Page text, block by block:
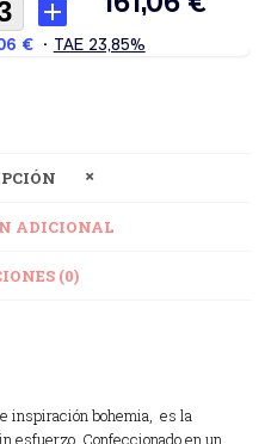
ADICIONAL
(0)
inspiración bohemia, es la
esfuerzo. Confeccionado en un